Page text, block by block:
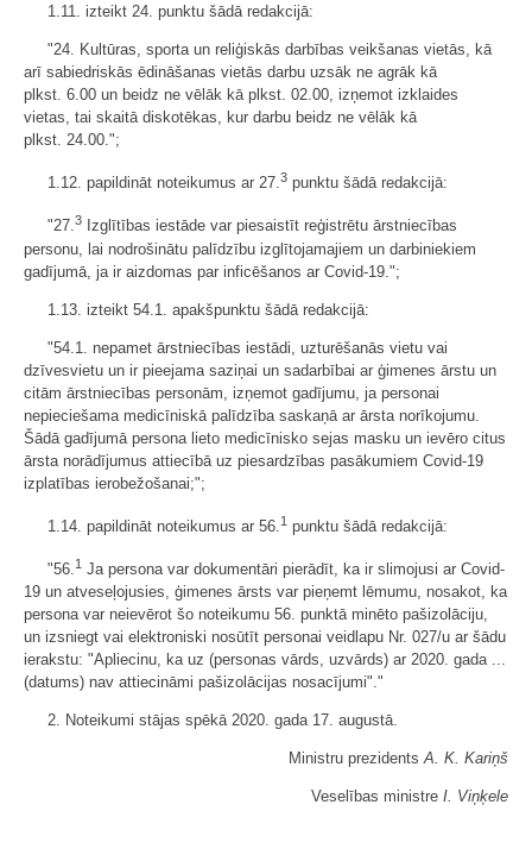
1.11. izteikt 24. punktu šādā redakcijā:
"24. Kultūras, sporta un reliģiskās darbības veikšanas vietās, kā
arī sabiedriskās ēdināšanas vietās darbu uzsāk ne agrāk kā
plkst. 6.00 un beidz ne vēlāk kā plkst. 02.00, izņemot izklaides
vietas, tai skaitā diskotēkas, kur darbu beidz ne vēlāk kā
plkst. 24.00.";
1.12. papildināt noteikumus ar 27.3 punktu šādā redakcijā:
"27.3
Izglītības iestāde var piesaistīt reģistrētu ārstniecības
personu, lai nodrošinātu palīdzību izglītojamajiem un darbiniekiem
gadījumā, ja ir aizdomas par inficēšanos ar Covid-19.";
1.13. izteikt 54.1. apakšpunktu šādā redakcijā:
"54.1. nepamet ārstniecības iestādi, uzturēšanās vietu vai
dzīvesvietu un ir pieejama saziņai un sadarbībai ar ģimenes ārstu un
citām ārstniecības personām, izņemot gadījumu, ja personai
nepieciešama medicīniskā palīdzība saskaņā ar ārsta norīkojumu.
Šādā gadījumā persona lieto medicīnisko sejas masku un ievēro citus
ārsta norādījumus attiecībā uz piesardzības pasākumiem Covid-19
izplatības ierobežošanai;";
1.14. papildināt noteikumus ar 56. 1 punktu šādā redakcijā:
"56.1 Ja persona var dokumentāri pierādīt, ka ir slimojusi ar Covid-
19 un atveseļojusies, ģimenes ārsts var pieņemt lēmumu, nosakot, ka
persona var neievērot šo noteikumu 56. punktā minēto pašizolāciju,
un izsniegt vai elektroniski nosūtīt personai veidlapu Nr. 027/u ar šādu
ierakstu: "Apliecinu, ka uz (personas vārds, uzvārds) ar 2020. gada ...
(datums) nav attiecināmi pašizolācijas nosacījumi"."
2. Noteikumi stājas spēkā 2020. gada 17. augustā.
Ministru prezidentsA. K. Kariņš
Veselības ministre I. Viņķele